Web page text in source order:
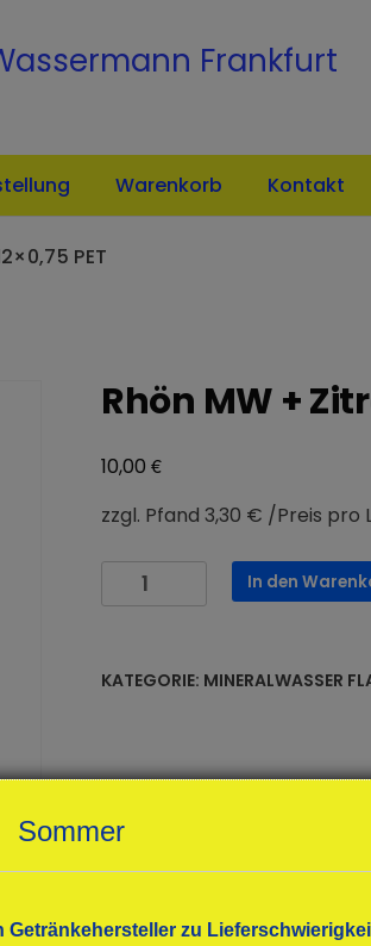
Frankfurt
Warenkorb Kontakt
PET
Rhön MW +
10,00 €
zzgl. Pfand 3,30 € /Preis pro
Rhön
MW
12x0,75
In den
KATEGORIE: MINERALWASSER
Sommer
Getränkehersteller zu